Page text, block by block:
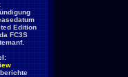
Edition
FC3S